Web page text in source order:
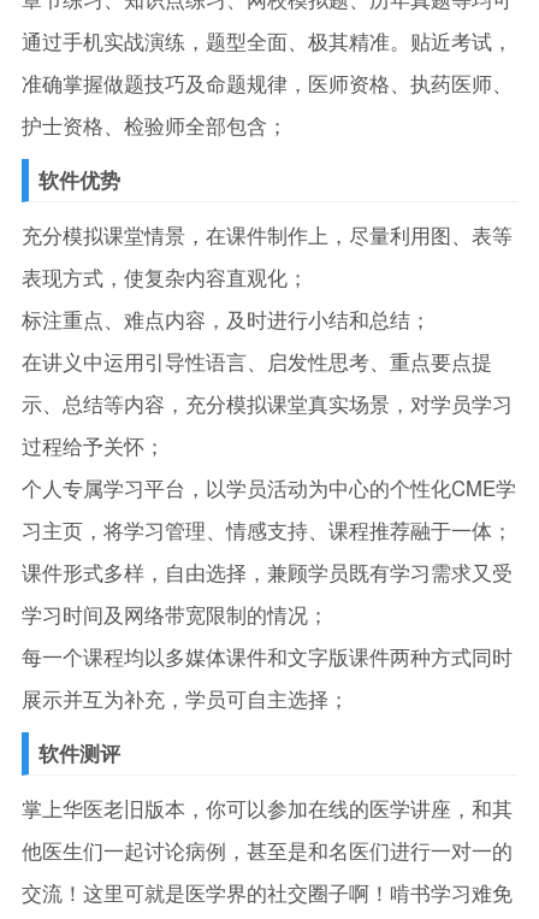
通过手机实战演练，题型全面、极其精准。贴近考试，
准确掌握做题技巧及命题规律，医师资格、执药医师、
护士资格、检验师全部包含；
软件优势
充分模拟课堂情景，在课件制作上，尽量利用图、表等
表现方式，使复杂内容直观化；
标注重点、难点内容，及时进行小结和总结；
在讲义中运用引导性语言、启发性思考、重点要点提
示、总结等内容，充分模拟课堂真实场景，对学员学习
过程给予关怀；
个人专属学习平台，以学员活动为中心的个性化CME学
习主页，将学习管理、情感支持、课程推荐融于一体；
课件形式多样，自由选择，兼顾学员既有学习需求又受
学习时间及网络带宽限制的情况；
每一个课程均以多媒体课件和文字版课件两种方式同时
展示并互为补充，学员可自主选择；
软件测评
掌上华医老旧版本，你可以参加在线的医学讲座，和其
他医生们一起讨论病例，甚至是和名医们进行一对一的
交流！这里可就是医学界的社交圈子啊！啃书学习难免